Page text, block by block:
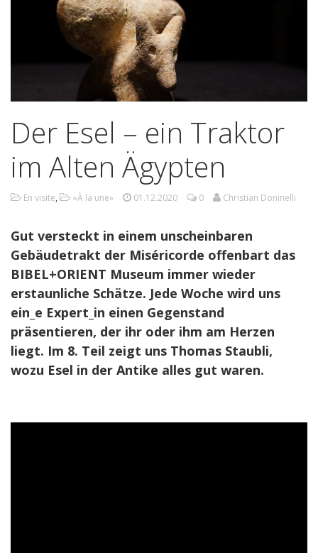
Der Esel – ein Traktor
im Alten Ägypten
En visite, «À la une» 01.12.2020 0 Christian Doninelli
Gut versteckt in einem unscheinbaren
Gebäudetrakt der Miséricorde offenbart das
BIBEL+ORIENT Museum immer wieder
erstaunliche Schätze. Jede Woche wird uns
ein_e Expert_in einen Gegenstand
präsentieren, der ihr oder ihm am Herzen
liegt. Im 8. Teil zeigt uns Thomas Staubli,
wozu Esel in der Antike alles gut waren.